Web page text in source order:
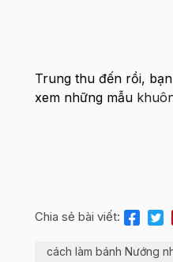
Trung thu đến rồi,
xem những mẫu
Chia sẻ bài viết:
cách làm bánh Nướng